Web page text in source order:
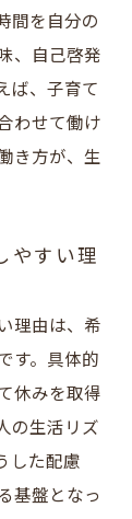
間を自分の
、自己啓発
ば、子育て
わせて働け
き方が、生
やすい理
理由は、希
す。具体的
休みを取得
の生活リズ
した配慮
基盤となっ